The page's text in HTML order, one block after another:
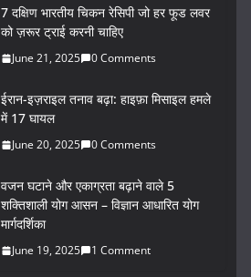
7 दक्षिण भारतीय चिकन रेसिपी जो हर फूड लवर
को ज़रूर ट्राई करनी चाहिए
June 21, 2025 0 Comments
ईरान-इज़राइल तनाव बढ़ा: हाइफ़ा मिसाइल हमले
में 17 घायल
June 20, 2025 0 Comments
वजन घटाने और एकाग्रता बढ़ाने वाले 5
शक्तिशाली योग आसन – विज्ञान आधारित योग
मार्गदर्शिका
June 19, 2025 1 Comment